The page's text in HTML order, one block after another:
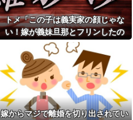
った「一言」に義母オロオロｗ
ｗ←嫌味を逆手にとった神対応
すぎる
【困惑】嫁の手帳に「たかゆ
き(ハート)」を発見→俺の名前じ
ゃない件についてｗｗｗｗ
飲酒強要・スーパーで盗み・
反社自慢の毒叔母一家。法事で
も虚偽の金銭要求と暴力で脅さ
れトラウマに…祖母の死をきっ
かけに恐怖の親戚と「永久絶
縁」を決意←自分の身の安全を
最優先にして大正解
トメ「この子は義実家の顔じゃな
い！嫁が義妹旦那とフリンしたの
よ！」私「DNA鑑定します？」義妹
旦那「もちろんです」→結果…
嫁からマジで離婚を切り出されてい